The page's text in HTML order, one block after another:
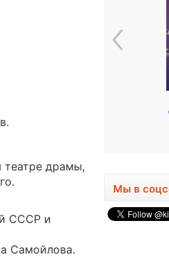
театре драмы,
СССР и
Самойлова.
Мы в